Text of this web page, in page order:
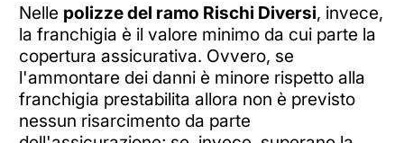
Nelle polizze del ramo Rischi Diversi, invece,
la franchigia è il valore minimo da cui parte la
copertura assicurativa. Ovvero, se
l'ammontare dei danni è minore rispetto alla
franchigia prestabilita allora non è previsto
nessun risarcimento da parte